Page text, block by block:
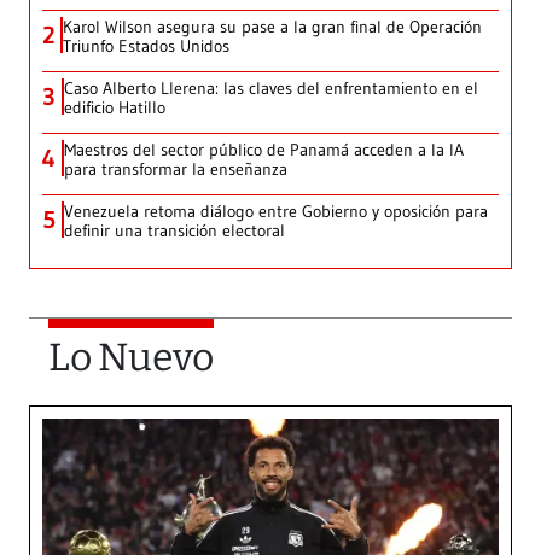
2 Karol Wilson asegura su pase a la gran final de Operación
Triunfo Estados Unidos
3 Caso Alberto Llerena: las claves del enfrentamiento en el
edificio Hatillo
4 Maestros del sector público de Panamá acceden a la IA
para transformar la enseñanza
5 Venezuela retoma diálogo entre Gobierno y oposición para
definir una transición electoral
Lo Nuevo